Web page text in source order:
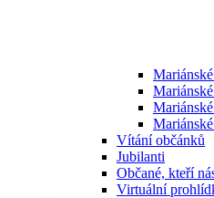
Vítání občánků
Jubilanti
Občané, kteří
Virtuální